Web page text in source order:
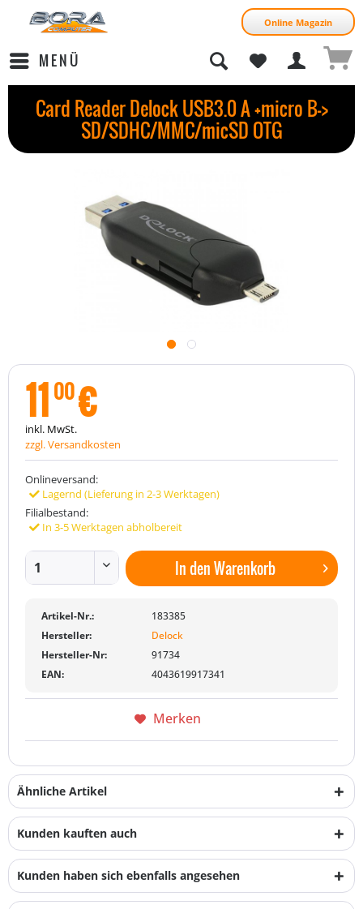
Online Magazin
MENÜ
Card Reader Delock USB3.0 A +micro B->
SD/SDHC/MMC/micSD OTG
11 00€
inkl. MwSt.
zzgl. Versandkosten
Onlineversand:
Lagernd (Lieferung in 2-3 Werktagen)
Filialbestand:
In 3-5 Werktagen abholbereit
In denWarenkorb
Artikel-Nr.:
183385
Hersteller:
Delock
Hersteller-Nr:
91734
EAN:
4043619917341
Merken
Ähnliche Artikel
Kunden kauften auch
Kunden haben sich ebenfalls angesehen